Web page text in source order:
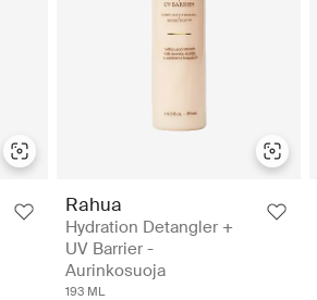
Rahua
Hydration Detangler +
UV Barrier -
Aurinkosuoja
193 ML